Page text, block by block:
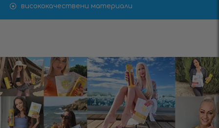
висококачествени материали